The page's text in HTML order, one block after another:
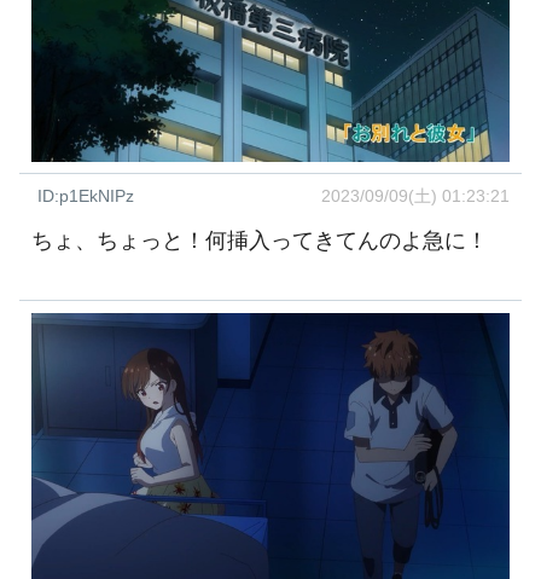
ID:p1EkNIPz 2023/09/09(土) 01:23:21
ちょ、ちょっと！何挿入ってきてんのよ急に！